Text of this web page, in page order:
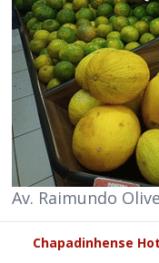
Av. Raimundo
Chapadinhense